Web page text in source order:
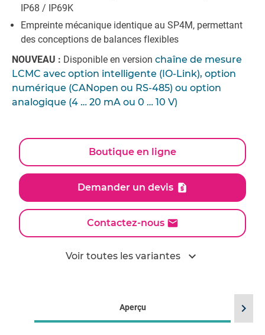
IP68 / IP69K
Empreinte mécanique identique au SP4M, permettant
des conceptions de balances flexibles
NOUVEAU : Disponible en version chaîne de mesure
LCMC avec option intelligente (IO-Link), option
numérique (CANopen ou RS-485) ou option
analogique (4 … 20 mA ou 0 … 10 V)
Boutique en ligne
Demander un devis
Contactez-nous
Voir toutes les variantes expand_more
Aperçu chevron_right